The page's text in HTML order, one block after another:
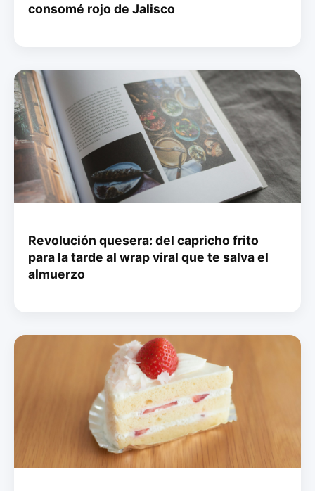
consomé rojo de Jalisco
Revolución quesera: del capricho frito
para la tarde al wrap viral que te salva el
almuerzo